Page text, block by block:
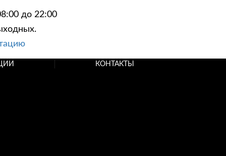
до 22:00
КОНТАКТЫ